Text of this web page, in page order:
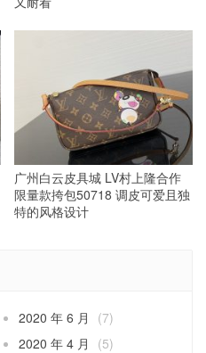
广州白云皮具城 LV村上隆合作
限量款挎包50718 调皮可爱且独
特的风格设计
2020 年 6 月
(7)
2020 年 4 月
(5)